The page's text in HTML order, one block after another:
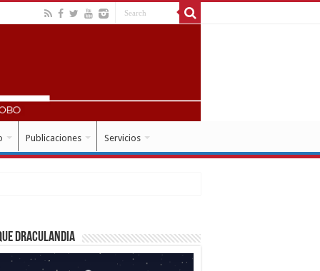
Publicaciones Servicios
Draculandia